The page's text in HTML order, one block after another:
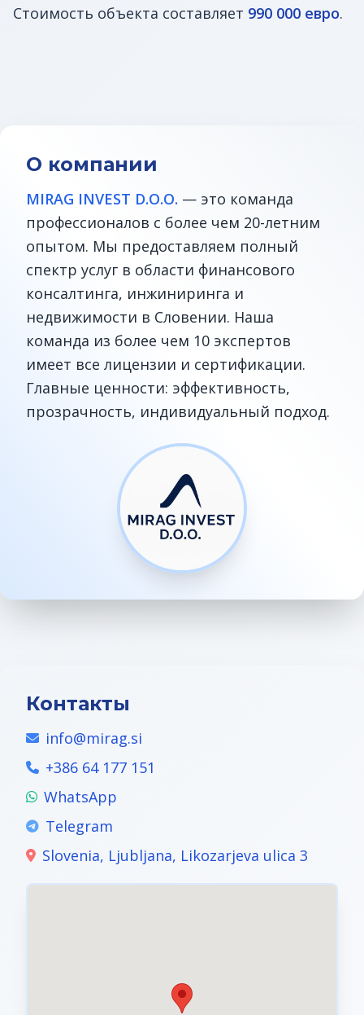
Стоимость объекта составляет 990 000 евро.
О компании
MIRAG INVEST D.O.O. — это команда
профессионалов с более чем 20-летним
опытом. Мы предоставляем полный
спектр услуг в области финансового
консалтинга, инжиниринга и
недвижимости в Словении. Наша
команда из более чем 10 экспертов
имеет все лицензии и сертификации.
Главные ценности: эффективность,
прозрачность, индивидуальный подход.
Контакты
info@mirag.si
+386 64 177 151
WhatsApp
Telegram
Slovenia, Ljubljana, Likozarjeva ulica 3